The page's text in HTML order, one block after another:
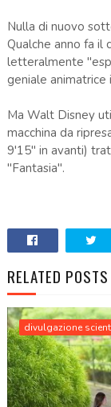
Nulla di nuovo
Qualche anno fa il
letteralmente
geniale animatrice
Ma Walt Disney
macchina da
9'15" in avanti)
"Fantasia".
RELATED POSTS
divulgazione